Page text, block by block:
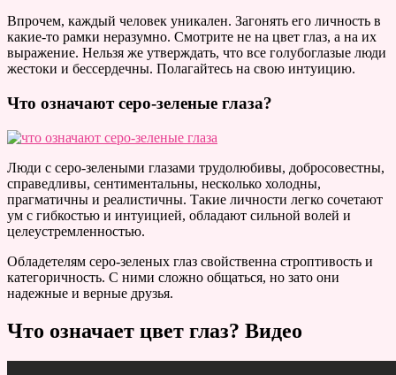
Впрочем, каждый человек уникален. Загонять его личность в
какие-то рамки неразумно. Смотрите не на цвет глаз, а на их
выражение. Нельзя же утверждать, что все голубоглазые люди
жестоки и бессердечны. Полагайтесь на свою интуицию.
Что означают серо-зеленые глаза?
Люди с серо-зелеными глазами трудолюбивы, добросовестны,
справедливы, сентиментальны, несколько холодны,
прагматичны и реалистичны. Такие личности легко сочетают
ум с гибкостью и интуицией, обладают сильной волей и
целеустремленностью.
Обладетелям серо-зеленых глаз свойственна строптивость и
категоричность. С ними сложно общаться, но зато они
надежные и верные друзья.
Что означает цвет глаз? Видео